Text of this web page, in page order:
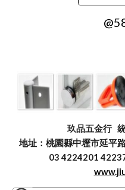
玖品五金行
地址：桃園縣中壢市延平
03 4224201